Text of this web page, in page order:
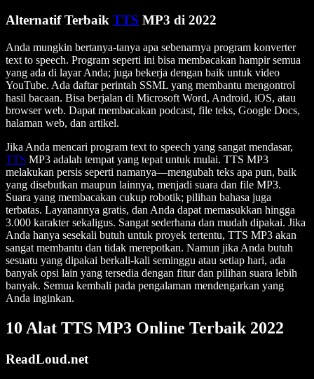
Alternatif Terbaik TTS MP3 di 2022
Anda mungkin bertanya-tanya apa sebenarnya program konverter
text to speech. Program seperti ini bisa membacakan hampir semua
yang ada di layar Anda; juga bekerja dengan baik untuk video
YouTube. Ada daftar perintah SSML yang membantu mengontrol
hasil bacaan. Bisa berjalan di Microsoft Word, Android, iOS, atau
browser web. Dapat membacakan podcast, file teks, Google Docs,
halaman web, dan artikel.
Jika Anda mencari program text to speech yang sangat mendasar,
TTS MP3 adalah tempat yang tepat untuk mulai. TTS MP3
melakukan persis seperti namanya—mengubah teks apa pun, baik
yang disebutkan maupun lainnya, menjadi suara dan file MP3.
Suara yang membacakan cukup robotik; pilihan bahasa juga
terbatas. Layanannya gratis, dan Anda dapat memasukkan hingga
3.000 karakter sekaligus. Sangat sederhana dan mudah dipakai. Jika
Anda hanya sesekali butuh untuk proyek tertentu, TTS MP3 akan
sangat membantu dan tidak merepotkan. Namun jika Anda butuh
sesuatu yang dipakai berkali-kali seminggu atau setiap hari, ada
banyak opsi lain yang tersedia dengan fitur dan pilihan suara lebih
banyak. Semua kembali pada pengalaman mendengarkan yang
Anda inginkan.
10 Alat TTS MP3 Online Terbaik 2022
ReadLoud.net